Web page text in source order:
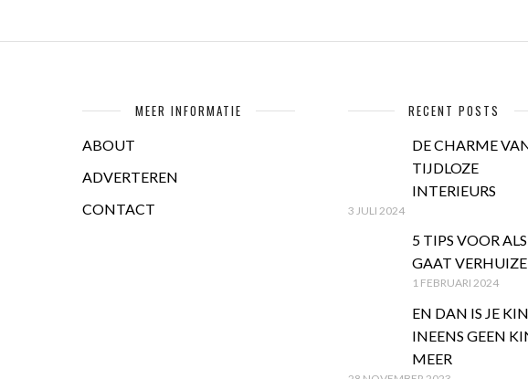
MEER INFORMATIE
ABOUT
ADVERTEREN
CONTACT
RECENT POSTS
DE CHARME
TIJDLOZE
INTERIEURS
3 JULI 2024
5 TIPS VOOR
GAAT
1 FEBRUARI 2024
EN DAN IS JE
INEENS GEEN
MEER